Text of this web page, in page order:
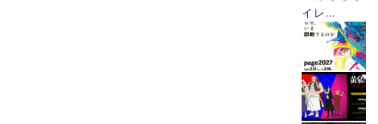
イレ...